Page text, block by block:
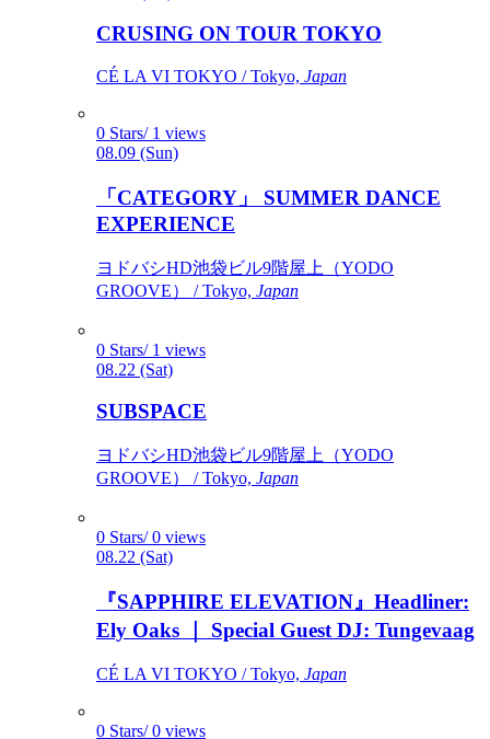
CRUSING ON TOUR TOKYO
CÉ LA VI TOKYO / Tokyo, Japan
0 Stars/ 1 views
08.09 (Sun)
「CATEGORY」 SUMMER DANCE
EXPERIENCE
ヨドバシHD池袋ビル9階屋上（YODO
GROOVE） / Tokyo, Japan
0 Stars/ 1 views
08.22 (Sat)
SUBSPACE
ヨドバシHD池袋ビル9階屋上（YODO
GROOVE） / Tokyo, Japan
0 Stars/ 0 views
08.22 (Sat)
『SAPPHIRE ELEVATION』Headliner:
Ely Oaks ｜ Special Guest DJ: Tungevaag
CÉ LA VI TOKYO / Tokyo, Japan
0 Stars/ 0 views